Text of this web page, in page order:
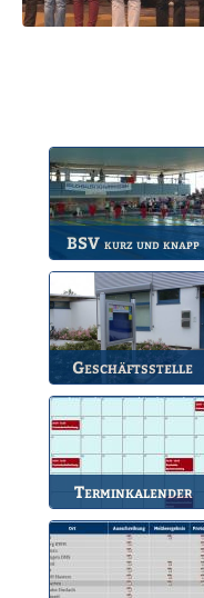
BSV kurz und knapp
Die wichtigsten Infos
zum BSV.
Geschäftsstelle
Anlaufstelle für alle
Terminkalender
Die Termine des BSV.